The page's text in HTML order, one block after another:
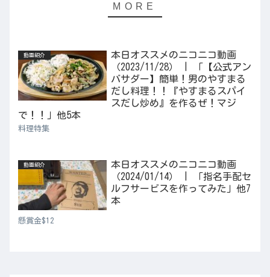
動画紹介
本日オススメのニコニコ動画
（2023/11/28） | 「【公式アン
バサダー】簡単！男のやすまる
だし料理！！『やすまるスパイ
スだし炒め』を作るぜ！マジ
で！！」他5本
料理特集
動画紹介
本日オススメのニコニコ動画
（2024/01/14） | 「指名手配セ
ルフサービスを作ってみた」他7
本
懸賞金$12